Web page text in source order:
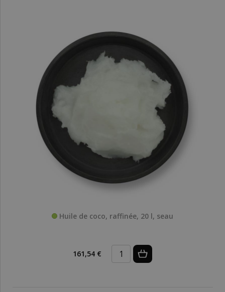
Huile de coco, raffinée, 20 l, seau
161,54 €